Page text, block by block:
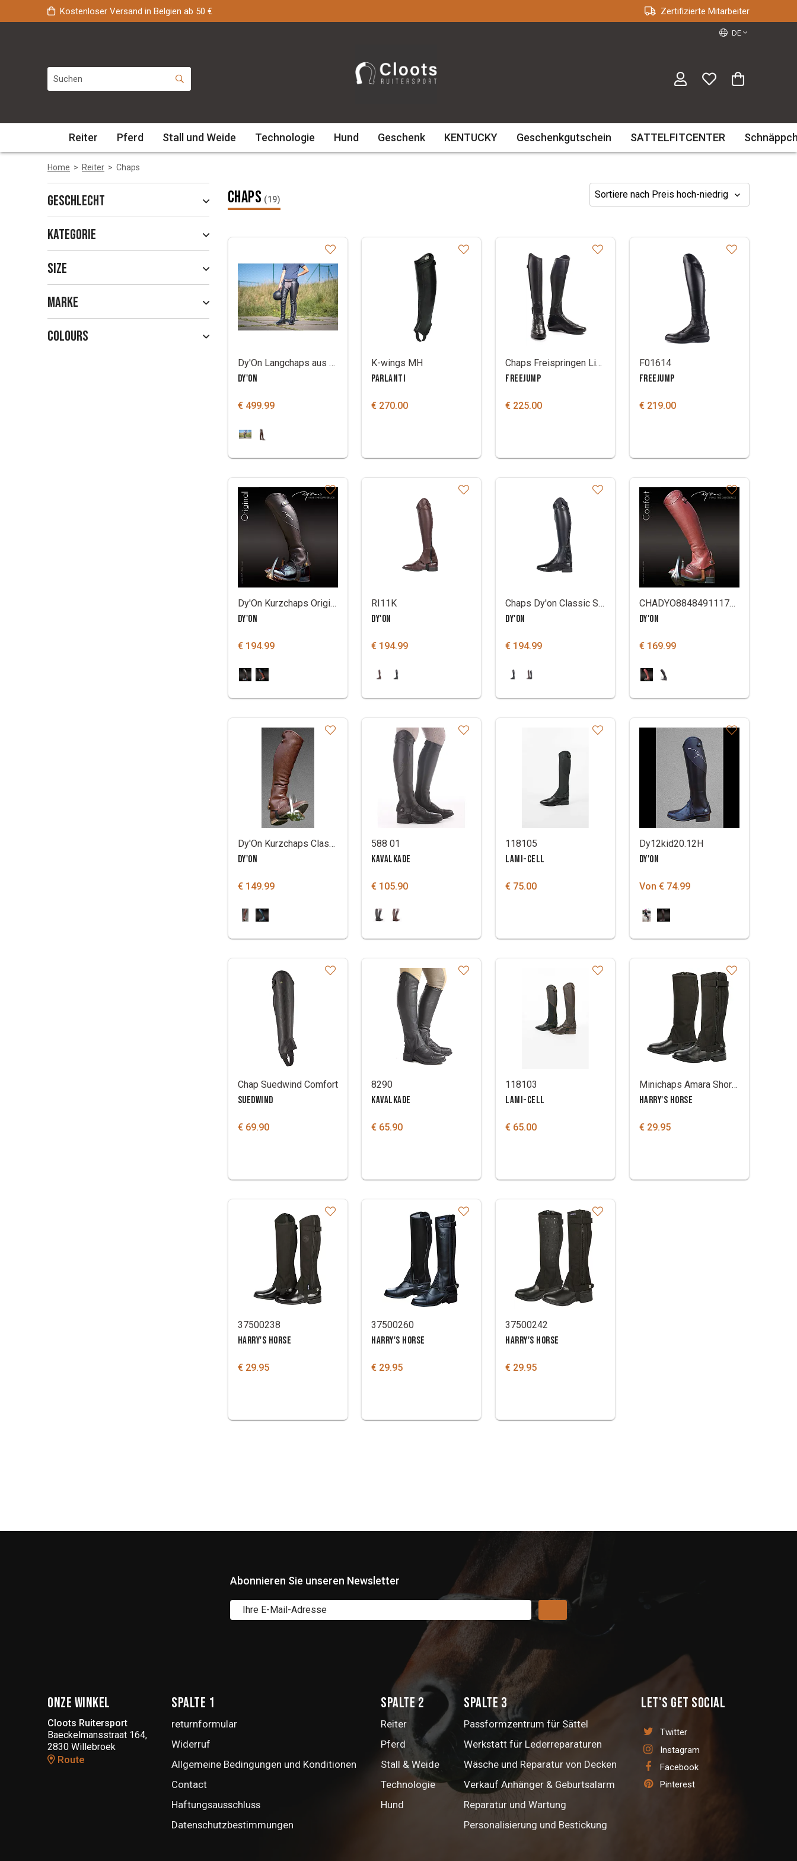
Kostenloser Versand in Belgien ab 50 € Zertifizierte Mitarbeiter
DE
Reiter Pferd Stall und Weide Technologie Hund Geschenk KENTUCKY Geschenkgutschein SATTELFITCENTER
Home > Reiter > Chaps
Geschlecht
Kategorie
Size
Marke
Colours
Chaps (19)
Dy'On Langchaps aus Leder
DY'ON
€ 499.99
K-wings MH
PARLANTI
€ 270.00
Chaps Freispringen Liberty Plus
FREEJUMP
€ 225.00
F01614
FREEJUMP
€ 219.00
Dy'On Kurzchaps Original
DY'ON
€ 194.99
RI11K
DY'ON
€ 194.99
Chaps Dy'on Classic Show
DY'ON
€ 194.99
CHADYO88484911171171
DY'ON
€ 169.99
Dy'On Kurzchaps Classic
DY'ON
€ 149.99
588 01
KAVALKADE
€ 105.90
118105
LAMI-CELL
€ 75.00
Dy12kid20.12H
DY'ON
Von € 74.99
Chap Suedwind Comfort
SUEDWIND
€ 69.90
8290
KAVALKADE
€ 65.90
118103
LAMI-CELL
€ 65.00
Minichaps Amara Short & Wide
HARRY'S HORSE
€ 29.95
37500238
HARRY'S HORSE
€ 29.95
37500260
HARRY'S HORSE
€ 29.95
37500242
HARRY'S HORSE
€ 29.95
Abonnieren Sie unseren Newsletter
Onze winkel
Cloots Ruitersport
Baeckelmansstraat 164,
2830 Willebroek
Route
Spalte 1
returnformular
Widerruf
Allgemeine Bedingungen und Konditionen
Contact
Haftungsausschluss
Datenschutzbestimmungen
Spalte 2
Reiter
Pferd
Stall & Weide
Technologie
Hund
Spalte 3
Passformzentrum für Sättel
Werkstatt für Lederreparaturen
Wäsche und Reparatur von Decken
Verkauf Anhänger & Geburtsalarm
Reparatur und Wartung
Personalisierung und Bestickung
Let's get social
Twitter
Instagram
Facebook
Pinterest